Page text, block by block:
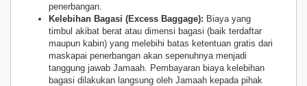
penerbangan.
Kelebihan Bagasi (Excess Baggage): Biaya yang
timbul akibat berat atau dimensi bagasi (baik terdaftar
maupun kabin) yang melebihi batas ketentuan gratis dari
maskapai penerbangan akan sepenuhnya menjadi
tanggung jawab Jamaah. Pembayaran biaya kelebihan
bagasi dilakukan langsung oleh Jamaah kepada pihak